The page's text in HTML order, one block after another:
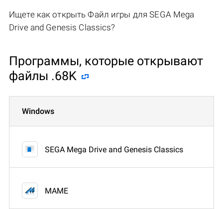
Ищете как открыть Файл игры для SEGA Mega
Drive and Genesis Classics?
Программы, которые открывают
файлы .68K
Windows
SEGA Mega Drive and Genesis Classics
MAME